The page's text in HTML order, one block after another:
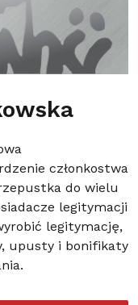
członkostwa
do wielu
legitymacji
legitymację,
upusty i bonifikaty